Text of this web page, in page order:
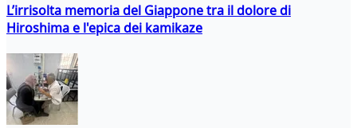
L’irrisolta memoria del Giappone tra il dolore di
Hiroshima e l'epica dei kamikaze